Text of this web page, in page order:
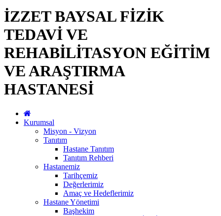
İZZET BAYSAL FİZİK
TEDAVİ VE
REHABİLİTASYON EĞİTİM
VE ARAŞTIRMA
HASTANESİ
Kurumsal
Misyon - Vizyon
Tanıtım
Hastane Tanıtım
Tanıtım Rehberi
Hastanemiz
Tarihçemiz
Değerlerimiz
Amaç ve Hedeflerimiz
Hastane Yönetimi
Başhekim